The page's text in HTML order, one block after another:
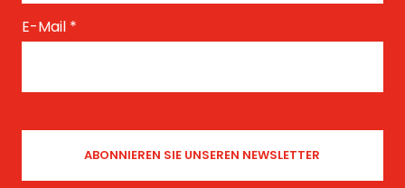
E-Mail *